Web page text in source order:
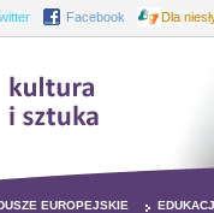
Facebook Dla
EUROPEJSKIE